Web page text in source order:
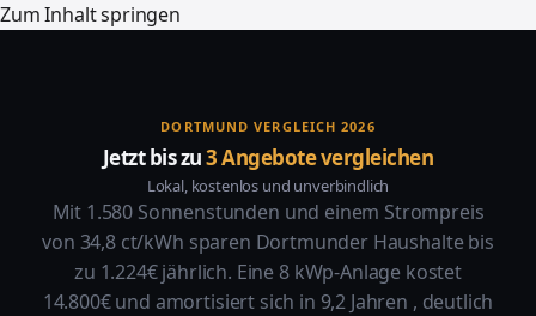
Zum Inhalt springen
DORTMUND VERGLEICH 2026
Jetzt bis zu3 Angebote vergleichen
Lokal, kostenlos und unverbindlich
Mit 1.580 Sonnenstunden und einem Strompreis
von 34,8 ct/kWh sparen Dortmunder Haushalte bis
zu 1.224€ jährlich. Eine 8 kWp-Anlage kostet
14.800€ und amortisiert sich in 9,2 Jahren , deutlich